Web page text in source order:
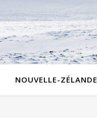
NOUVELLE-ZÉLANDE